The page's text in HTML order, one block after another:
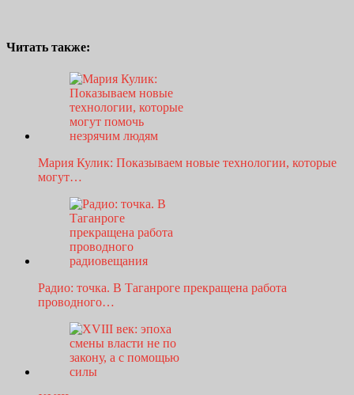
Читать также:
Мария Кулик: Показываем новые технологии, которые
могут…
Радио: точка. В Таганроге прекращена работа
проводного…